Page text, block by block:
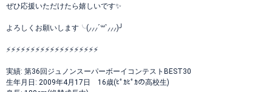
ぜひ応援いただけたら嬉しいです✨
よろしくお願いします╰⁠(⁠⸝⁠⸝⁠⸝⁠´⁠꒳⁠`⁠⸝⁠⸝⁠⸝⁠)⁠╯
⚡⚡⚡⚡⚡⚡⚡⚡⚡⚡⚡⚡⚡⚡⚡⚡⚡⚡⚡
実績: 第36回ジュノンスーパーボーイコンテストBEST30
生年月日: 2009年4月17日 16歳(ﾋﾟｶﾋﾟｶの高校生)